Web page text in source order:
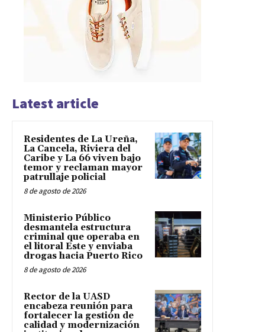
Latest article
Residentes de La Ureña,
La Cancela, Riviera del
Caribe y La 66 viven bajo
temor y reclaman mayor
patrullaje policial
8 de agosto de 2026
Ministerio Público
desmantela estructura
criminal que operaba en
el litoral Este y enviaba
drogas hacia Puerto Rico
8 de agosto de 2026
Rector de la UASD
encabeza reunión para
fortalecer la gestión de
calidad y modernización